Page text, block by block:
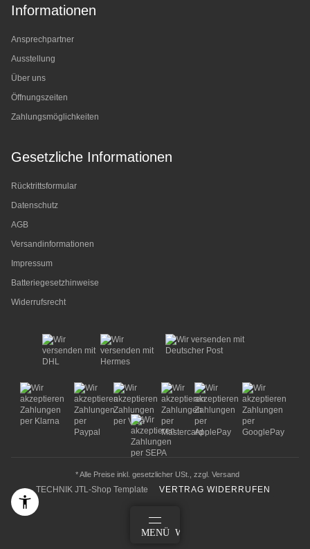
Informationen
Ansprechpartner
Ausstellung
Über uns
Öffnungszeiten
Zahlungsmöglichkeiten
Gesetzliche Informationen
Rücktrittsformular
Datenschutz
AGB
Versandinformationen
Impressum
Batteriegesetzhinweise
Widerrufsrecht
* Alle Preise inkl. gesetzlicher USt., zzgl. Versand
TECHNIK JTL-Shop Template VERTRAG WIDERRUFEN
MENÜ WARENKORB